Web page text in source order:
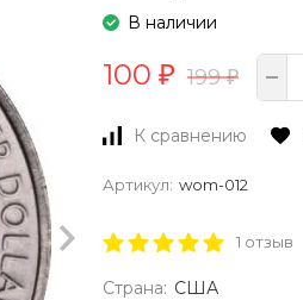
В наличии
100 ₽ 199₽
К сравнению
Артикул: wom-012
1 отзыв
Страна: США